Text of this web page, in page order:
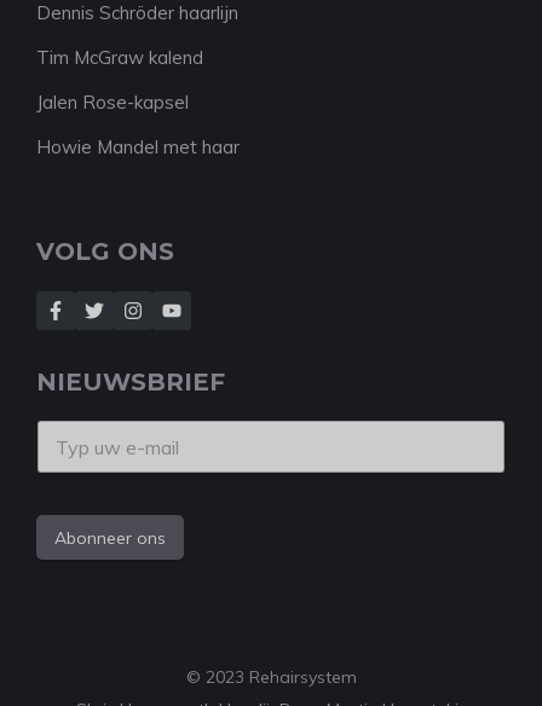
Dennis Schröder haarlijn
Tim McGraw kalend
Jalen Rose-kapsel
Howie Mandel met haar
VOLG ONS
NIEUWSBRIEF
Abonneer ons
© 2023 Rehairsystem